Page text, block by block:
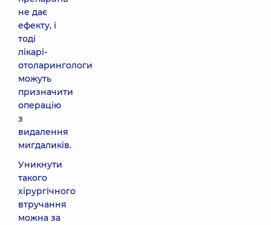
не дає
ефекту, і
тоді
лікарі-
отоларингологи
можуть
призначити
операцію
з
видалення
мигдаликів.
Уникнути
такого
хірургічного
втручання
можна за